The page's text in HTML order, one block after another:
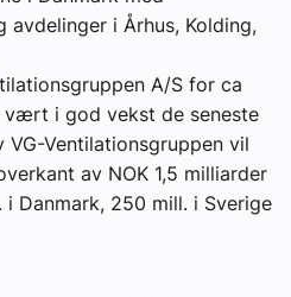
avdelinger i Århus, Kolding,
A/S for ca
vært i god vekst de seneste
Ventilationsgruppen vil
av NOK 1,5 milliarder
Danmark, 250 mill. i Sverige